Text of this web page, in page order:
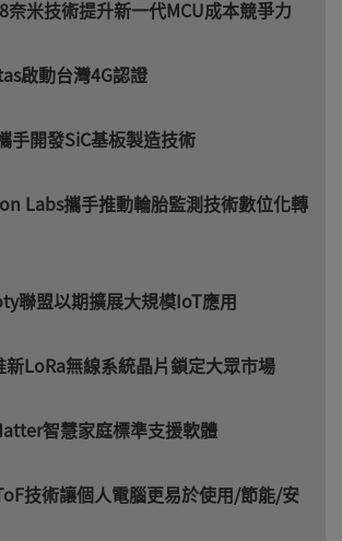
奈米技術提升新一代MCU成本競爭力
啟動台灣4G認證
手開發SiC基板製造技術
Labs攜手推動輪胎監測技術數位化轉
聯盟以期擴展大規模IoT應用
新LoRa無線系統晶片鎖定大眾市場
智慧家庭標準支援軟體
技術讓個人電腦更易於使用/節能/安